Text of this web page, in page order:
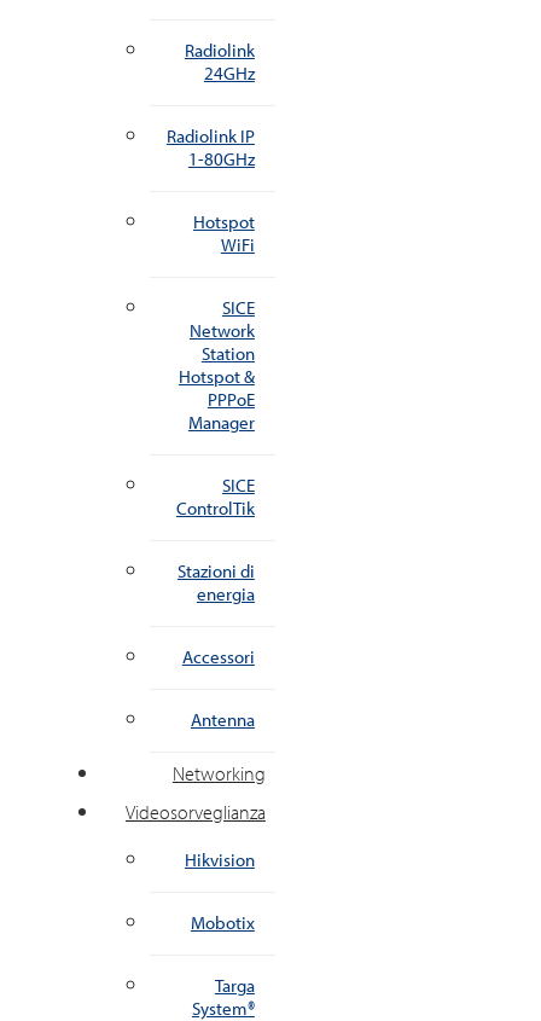
Radiolink
24GHz
Radiolink IP
1-80GHz
Hotspot
WiFi
SICE
Network
Station
Hotspot &
PPPoE
Manager
SICE
ControlTik
Stazioni di
energia
Accessori
Antenna
Networking
Videosorveglianza
Hikvision
Mobotix
Targa
System®